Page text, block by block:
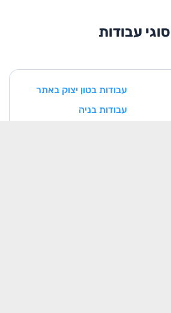
סוגי עבודות
עבודות בטון יצוק באתר
עבודות בניה